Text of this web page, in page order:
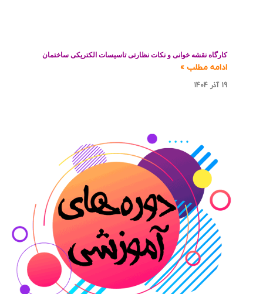
کارگاه نقشه خوانی و نکات نظارتی تاسیسات الکتریکی ساختمان
ادامه مطلب »
19 آذر 1404